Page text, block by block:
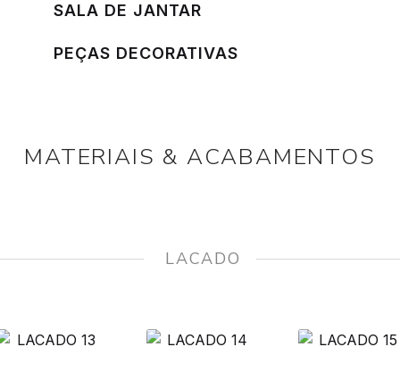
SALA DE JANTAR
PEÇAS DECORATIVAS
MATERIAIS & ACABAMENTOS
‎ ‎ LACADO‎ ‎